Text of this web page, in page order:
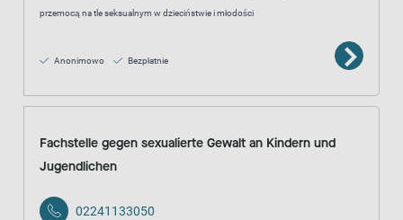
przemocą na tle seksualnym w dzieciństwie i młodości
Anonimowo Bezpłatnie
Fachstelle gegen sexualierte Gewalt an Kindern und
Jugendlichen
02241133050